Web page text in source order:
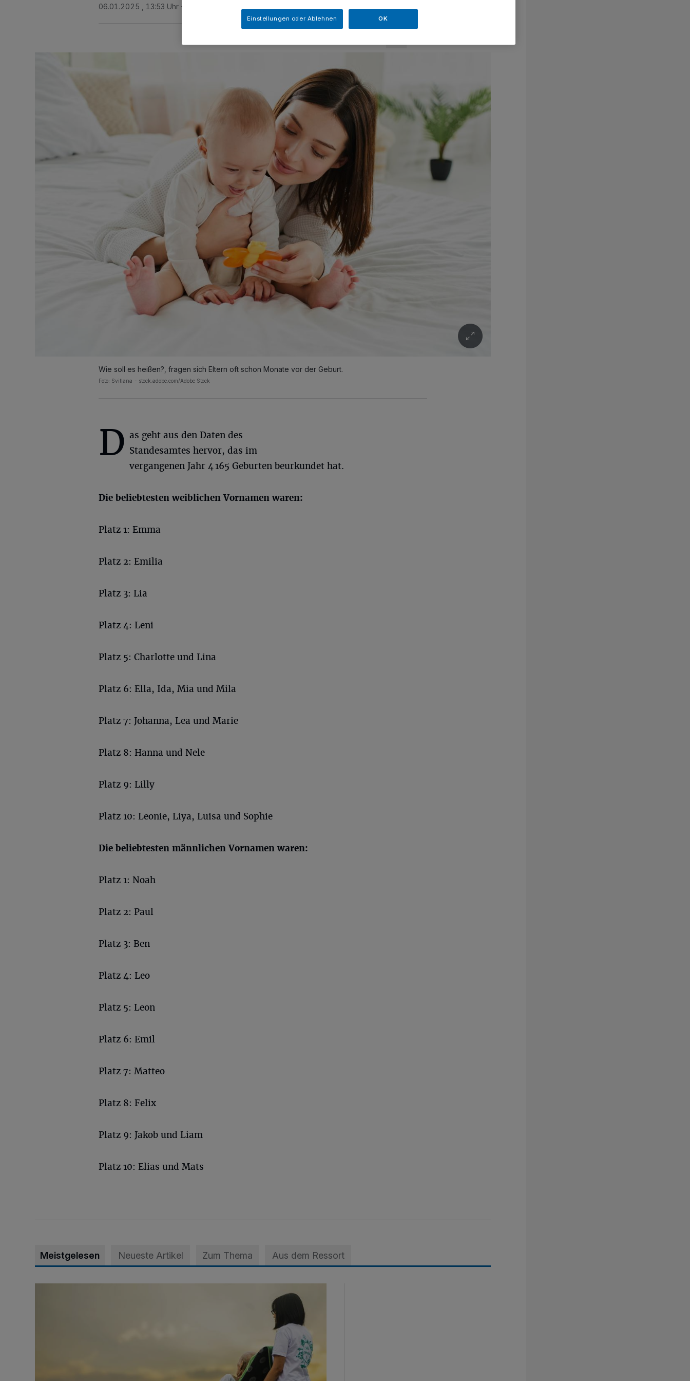
06.01.2025 , 13:53 Uhr
Wie soll es heißen?, fragen sich Eltern oft schon Monate vor der Geburt.
Foto: Svitlana - stock.adobe.com/Adobe Stock
D as geht aus den Daten des
Standesamtes hervor, das im
vergangenen Jahr 4 165 Geburten beurkundet hat.
Die beliebtesten weiblichen Vornamen waren:
Platz 1: Emma
Platz 2: Emilia
Platz 3: Lia
Platz 4: Leni
Platz 5: Charlotte und Lina
Platz 6: Ella, Ida, Mia und Mila
Platz 7: Johanna, Lea und Marie
Platz 8: Hanna und Nele
Platz 9: Lilly
Platz 10: Leonie, Liya, Luisa und Sophie
Die beliebtesten männlichen Vornamen waren:
Platz 1: Noah
Platz 2: Paul
Platz 3: Ben
Platz 4: Leo
Platz 5: Leon
Platz 6: Emil
Platz 7: Matteo
Platz 8: Felix
Platz 9: Jakob und Liam
Platz 10: Elias und Mats
Meistgelesen Neueste Artikel Zum Thema Aus dem Ressort
Einstellungen oder Ablehnen OK